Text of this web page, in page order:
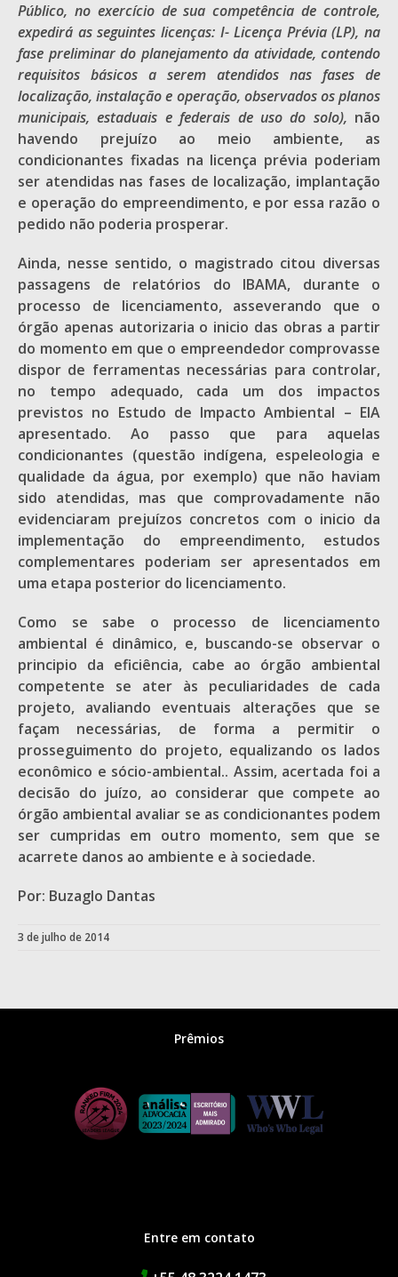
Público, no exercício de sua competência de controle,
expedirá as seguintes licenças: I- Licença Prévia (LP), na
fase preliminar do planejamento da atividade, contendo
requisitos básicos a serem atendidos nas fases de
localização, instalação e operação, observados os planos
municipais, estaduais e federais de uso do solo), não
havendo prejuízo ao meio ambiente, as
condicionantes fixadas na licença prévia poderiam
ser atendidas nas fases de localização, implantação
e operação do empreendimento, e por essa razão o
pedido não poderia prosperar.
Ainda, nesse sentido, o magistrado citou diversas
passagens de relatórios do IBAMA, durante o
processo de licenciamento, asseverando que o
órgão apenas autorizaria o inicio das obras a partir
do momento em que o empreendedor comprovasse
dispor de ferramentas necessárias para controlar,
no tempo adequado, cada um dos impactos
previstos no Estudo de Impacto Ambiental – EIA
apresentado. Ao passo que para aquelas
condicionantes (questão indígena, espeleologia e
qualidade da água, por exemplo) que não haviam
sido atendidas, mas que comprovadamente não
evidenciaram prejuízos concretos com o inicio da
implementação do empreendimento, estudos
complementares poderiam ser apresentados em
uma etapa posterior do licenciamento.
Como se sabe o processo de licenciamento
ambiental é dinâmico, e, buscando-se observar o
principio da eficiência, cabe ao órgão ambiental
competente se ater às peculiaridades de cada
projeto, avaliando eventuais alterações que se
façam necessárias, de forma a permitir o
prosseguimento do projeto, equalizando os lados
econômico e sócio-ambiental.. Assim, acertada foi a
decisão do juízo, ao considerar que compete ao
órgão ambiental avaliar se as condicionantes podem
ser cumpridas em outro momento, sem que se
acarrete danos ao ambiente e à sociedade.
Por: Buzaglo Dantas
3 de julho de 2014
Prêmios
Entre em contato